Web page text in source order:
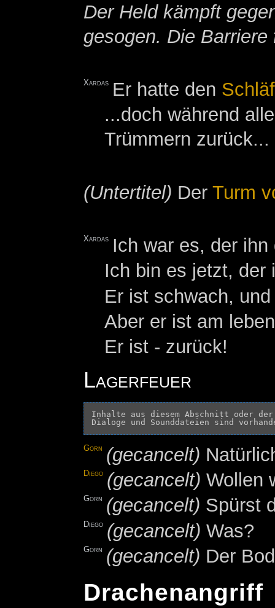
Der Held kämpft
gesogen. Die
Xardas Er hatte den
...doch während
Trümmern zurück...
(Untertitel) Der Turm
Xardas Ich war es, der
Ich bin es jetzt, der
Er ist schwach,
Aber er ist am
Er ist - zurück!
Lagerfeuer
Inhalte aus diesem Abschnitt oder
Gorn (gecancelt)
Diego (gecancelt) Wollen
Gorn (gecancelt) Spürst
Diego (gecancelt) Was?
Gorn (gecancelt) Der
Drachenangriff